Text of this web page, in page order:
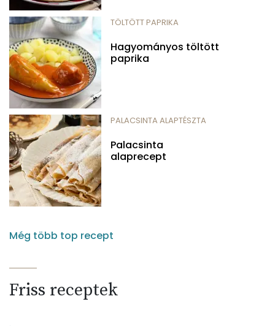
TÖLTÖTT PAPRIKA
Hagyományos töltött
paprika
PALACSINTA ALAPTÉSZTA
Palacsinta
alaprecept
Még több top recept
Friss receptek